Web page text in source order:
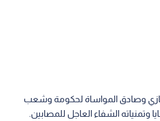
وصادق المواساة لحكومة وشعب
وتمنياته الشفاء العاجل للمصابين.